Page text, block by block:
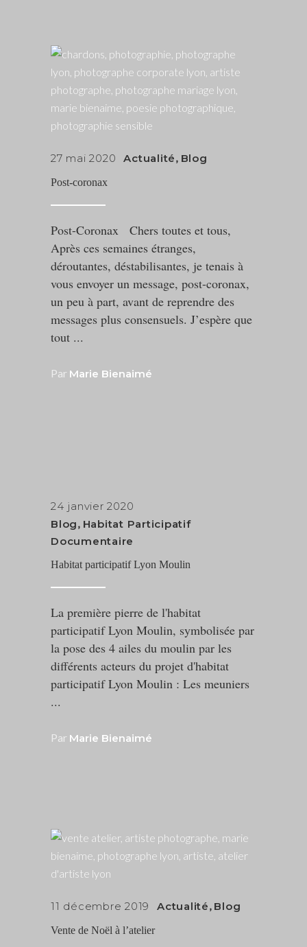
27 mai 2020 Actualité, Blog
Post-coronax
Post-Coronax Chers toutes et tous,
Après ces semaines étranges,
déroutantes, déstabilisantes, je tenais à
vous envoyer un message, post-coronax,
un peu à part, avant de reprendre des
messages plus consensuels. J’espère que
tout
Par Marie Bienaimé
24 janvier 2020
Blog, Habitat Participatif
Documentaire
Habitat participatif Lyon Moulin
La première pierre de l'habitat
participatif Lyon Moulin, symbolisée par
la pose des 4 ailes du moulin par les
différents acteurs du projet d'habitat
participatif Lyon Moulin : Les meuniers
Par Marie Bienaimé
11 décembre 2019 Actualité, Blog
Vente de Noël à l’atelier